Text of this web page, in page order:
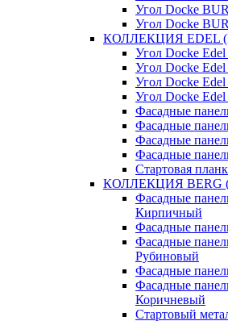
Угол Docke
Угол Docke
КОЛЛЕКЦИЯ EDEL
Угол Docke
Угол Docke
Угол Docke
Угол Docke
Фасадные
Фасадные
Фасадные
Фасадные
Стартовая
КОЛЛЕКЦИЯ BERG
Фасадные
Кирпичный
Фасадные
Фасадные
Рубиновый
Фасадные
Фасадные
Коричневый
Стартовый